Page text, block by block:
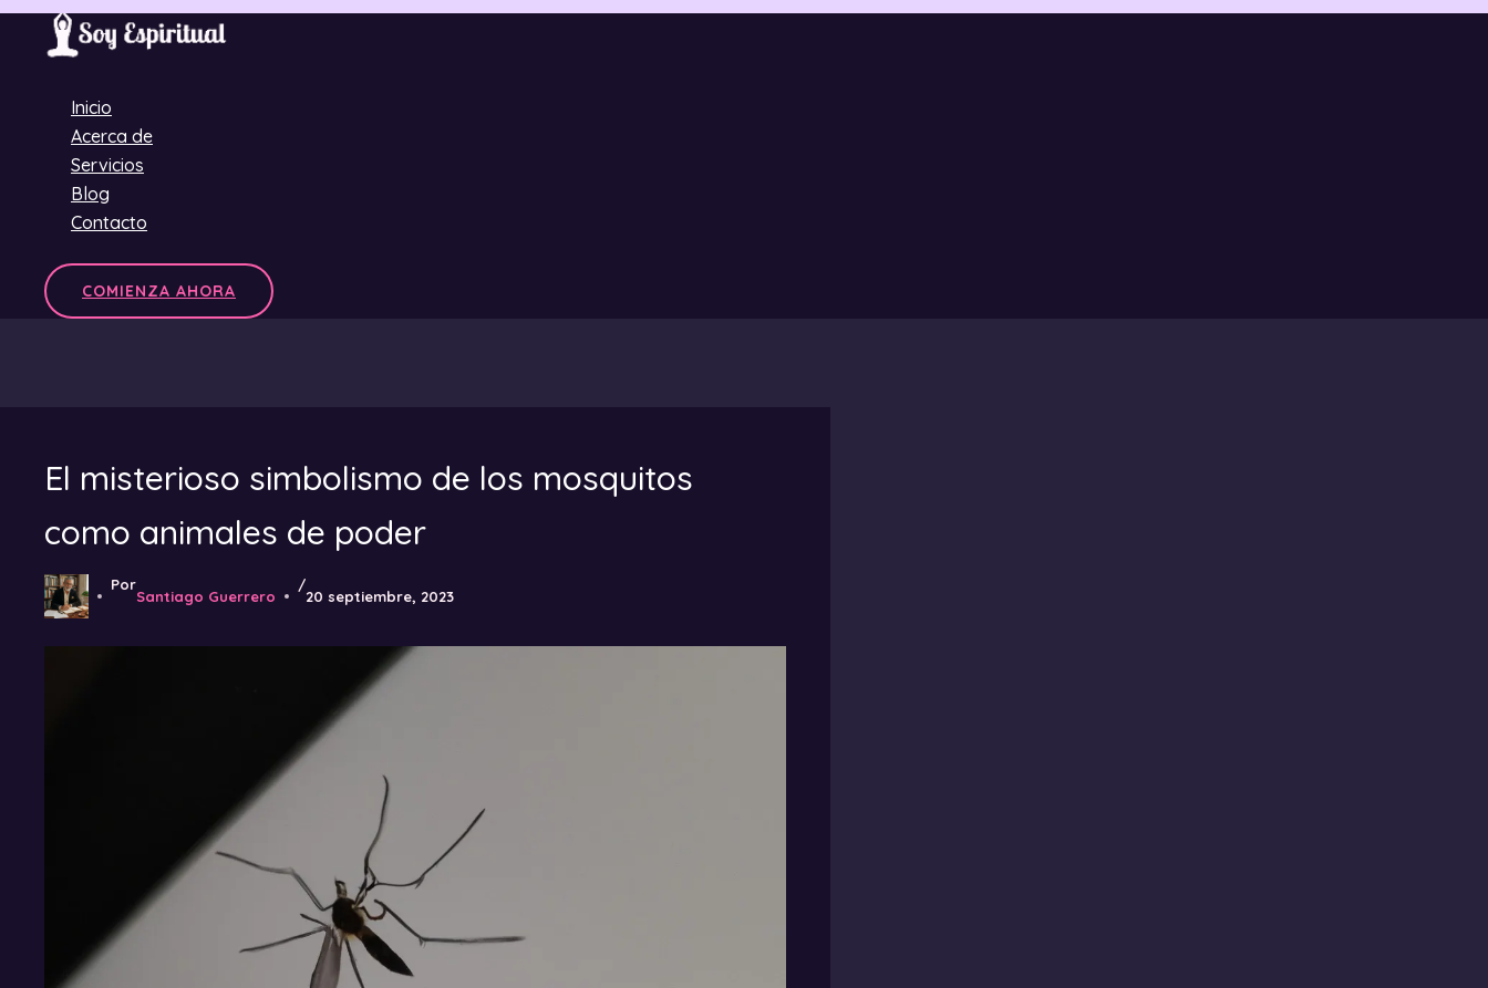
Ir
Inicio
Acerca de
Servicios
Blog
Contacto
COMIENZA AHORA
El misterioso simbolismo de los mosquitos
como animales de poder
Por
Santiago Guerrero
/
20 septiembre, 2023